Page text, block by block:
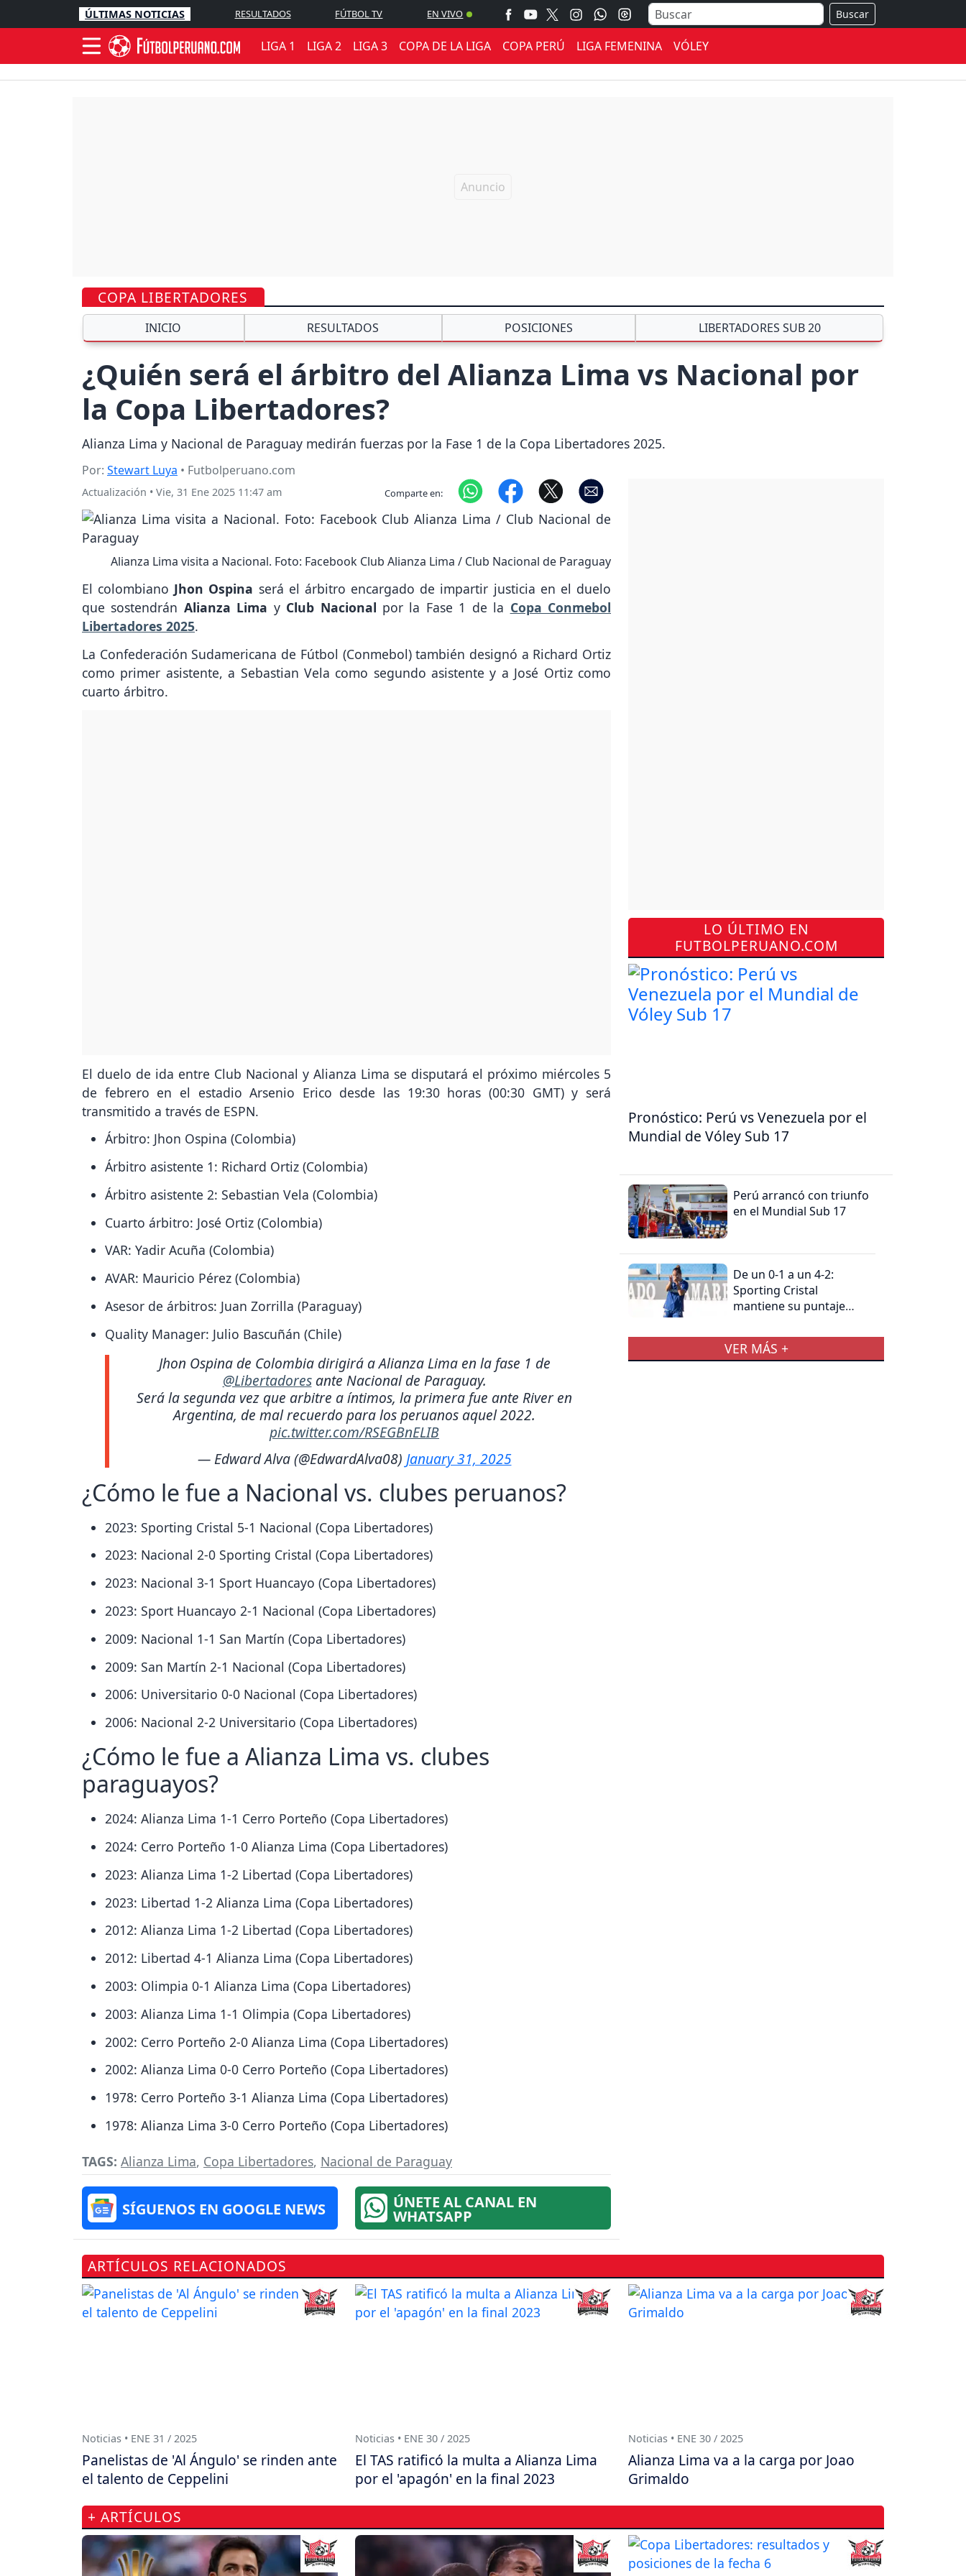
ÚLTIMAS NOTICIAS RESULTADOS FÚTBOL TV EN VIVO Buscar
LIGA 1 LIGA 2 LIGA 3 COPA DE LA LIGA COPA PERÚ LIGA FEMENINA VÓLEY
COPA LIBERTADORES
INICIO RESULTADOS POSICIONES LIBERTADORES SUB 20
¿Quién será el árbitro del Alianza Lima vs Nacional por
la Copa Libertadores?
Alianza Lima y Nacional de Paraguay medirán fuerzas por la Fase 1 de la Copa Libertadores 2025.
Por: Stewart Luya • Futbolperuano.com
Actualización • Vie, 31 Ene 2025 11:47 am Comparte en:
Alianza Lima visita a Nacional. Foto: Facebook Club Alianza Lima / Club Nacional de Paraguay
El colombiano Jhon Ospina será el árbitro encargado de impartir justicia en el duelo
que sostendrán Alianza Lima y Club Nacional por la Fase 1 de la Copa Conmebol
Libertadores 2025.
La Confederación Sudamericana de Fútbol (Conmebol) también designó a Richard Ortiz
como primer asistente, a Sebastian Vela como segundo asistente y a José Ortiz como
cuarto árbitro.
El duelo de ida entre Club Nacional y Alianza Lima se disputará el próximo miércoles 5
de febrero en el estadio Arsenio Erico desde las 19:30 horas (00:30 GMT) y será
transmitido a través de ESPN.
Árbitro: Jhon Ospina (Colombia)
Árbitro asistente 1: Richard Ortiz (Colombia)
Árbitro asistente 2: Sebastian Vela (Colombia)
Cuarto árbitro: José Ortiz (Colombia)
VAR: Yadir Acuña (Colombia)
AVAR: Mauricio Pérez (Colombia)
Asesor de árbitros: Juan Zorrilla (Paraguay)
Quality Manager: Julio Bascuñán (Chile)
Jhon Ospina de Colombia dirigirá a Alianza Lima en la fase 1 de
@Libertadoresante Nacional de Paraguay.
Será la segunda vez que arbitre a íntimos, la primera fue ante River en
Argentina, de mal recuerdo para los peruanos aquel 2022.
pic.twitter.com/RSEGBnELIB
— Edward Alva (@EdwardAlva08) January 31, 2025
¿Cómo le fue a Nacional vs. clubes peruanos?
2023: Sporting Cristal 5-1 Nacional (Copa Libertadores)
2023: Nacional 2-0 Sporting Cristal (Copa Libertadores)
2023: Nacional 3-1 Sport Huancayo (Copa Libertadores)
2023: Sport Huancayo 2-1 Nacional (Copa Libertadores)
2009: Nacional 1-1 San Martín (Copa Libertadores)
2009: San Martín 2-1 Nacional (Copa Libertadores)
2006: Universitario 0-0 Nacional (Copa Libertadores)
2006: Nacional 2-2 Universitario (Copa Libertadores)
¿Cómo le fue a Alianza Lima vs. clubes
paraguayos?
2024: Alianza Lima 1-1 Cerro Porteño (Copa Libertadores)
2024: Cerro Porteño 1-0 Alianza Lima (Copa Libertadores)
2023: Alianza Lima 1-2 Libertad (Copa Libertadores)
2023: Libertad 1-2 Alianza Lima (Copa Libertadores)
2012: Alianza Lima 1-2 Libertad (Copa Libertadores)
2012: Libertad 4-1 Alianza Lima (Copa Libertadores)
2003: Olimpia 0-1 Alianza Lima (Copa Libertadores)
2003: Alianza Lima 1-1 Olimpia (Copa Libertadores)
2002: Cerro Porteño 2-0 Alianza Lima (Copa Libertadores)
2002: Alianza Lima 0-0 Cerro Porteño (Copa Libertadores)
1978: Cerro Porteño 3-1 Alianza Lima (Copa Libertadores)
1978: Alianza Lima 3-0 Cerro Porteño (Copa Libertadores)
TAGS: Alianza Lima, Copa Libertadores, Nacional de Paraguay
SÍGUENOS EN GOOGLE NEWS ÚNETE AL CANAL EN
WHATSAPP
LO ÚLTIMO EN
FUTBOLPERUANO.COM
Pronóstico: Perú vs Venezuela por el
Mundial de Vóley Sub 17
Perú arrancó con triunfo
en el Mundial Sub 17
De un 0-1 a un 4-2:
Sporting Cristal
mantiene su puntaje
VER MÁS +
ARTÍCULOS RELACIONADOS
Noticias • ENE 31 / 2025
Panelistas de 'Al Ángulo' se rinden ante
el talento de Ceppelini
Noticias • ENE 30 / 2025
El TAS ratificó la multa a Alianza Lima
por el 'apagón' en la final 2023
Noticias • ENE 30 / 2025
Alianza Lima va a la carga por Joao
Grimaldo
+ ARTÍCULOS